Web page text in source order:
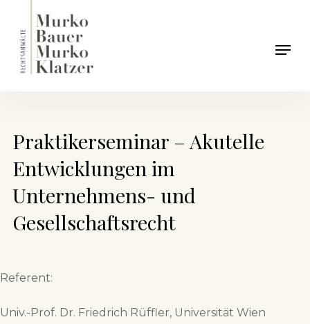
main
content
Menu
Praktikerseminar – Akutelle
Entwicklungen im
Unternehmens- und
Gesellschaftsrecht
Referent:
Univ.-Prof. Dr. Friedrich Rüffler, Universität Wien